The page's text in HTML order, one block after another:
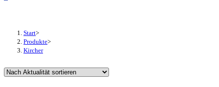
Start>
Produkte>
Kircher